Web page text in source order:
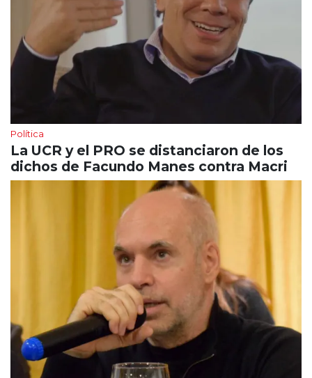
Política
La UCR y el PRO se distanciaron de los
dichos de Facundo Manes contra Macri